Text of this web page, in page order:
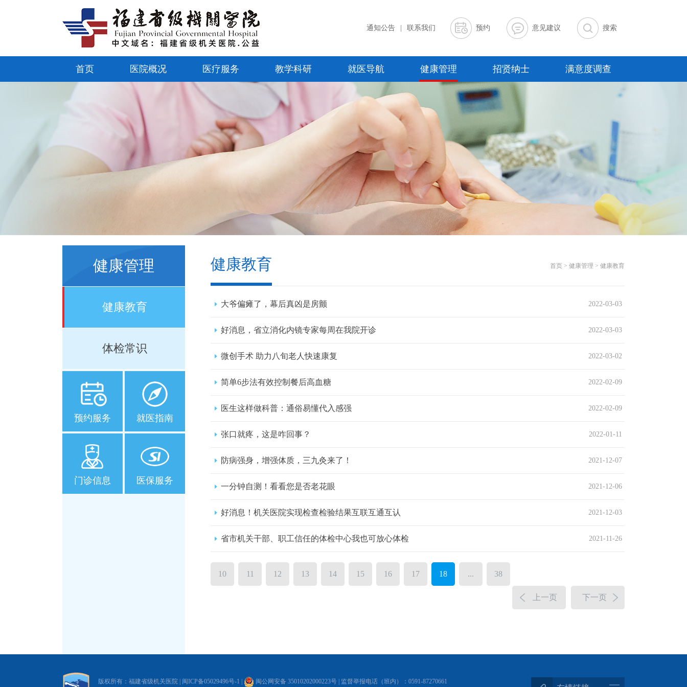
通知公告 联系我们 预约 意见建议 搜索
首页 医院概况 医疗服务 教学科研 就医导航 健康管理 招贤纳士 满意度调查
健康管理
健康教育
体检常识
预约服务 就医指南
门诊信息 医保服务
首页 > 健康管理 > 健康教育
健康教育
2022-03-03
大爷偏瘫了，幕后真凶是房颤
2022-03-03
好消息，省立消化内镜专家每周在我院开诊
2022-03-02
微创手术 助力八旬老人快速康复
2022-02-09
简单6步法有效控制餐后高血糖
2022-02-09
医生这样做科普：通俗易懂代入感强
2022-01-11
张口就疼，这是咋回事？
2021-12-07
防病强身，增强体质，三九灸来了！
2021-12-06
一分钟自测！看看您是否老花眼
2021-12-03
好消息！机关医院实现检查检验结果互联互通互认
2021-11-26
省市机关干部、职工信任的体检中心我也可放心体检
10 11 12 13 14 15 16 17 18 ... 38
上一页 下一页
版权所有：福建省级机关医院 | 闽ICP备05029496号-1 闽公网安备 35010202000223号 | 监督举报电话（班内）：0591-87270661